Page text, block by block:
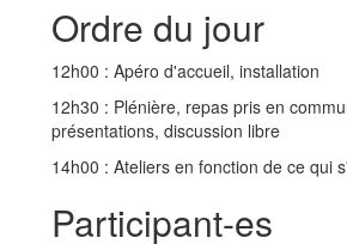
Ordre du jour
12h00 : Apéro d'accueil, installation
12h30 : Plénière, repas pris en
présentations, discussion libre
14h00 : Ateliers en fonction de ce qui
Participant-es